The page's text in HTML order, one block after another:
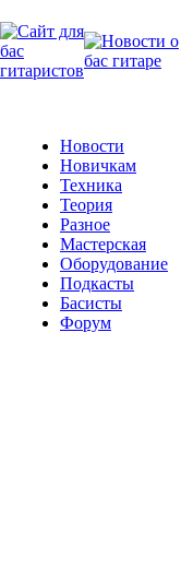
Новости
Новичкам
Техника
Теория
Разное
Мастерская
Оборудование
Подкасты
Басисты
Форум